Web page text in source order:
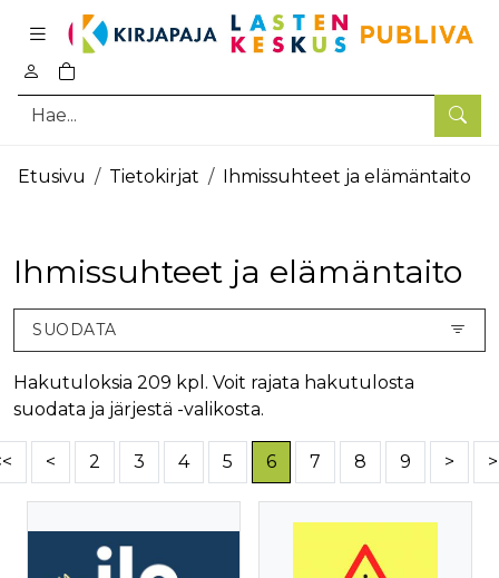
Hae
0
tuotetta ostoskorissa
Pääsisältö
Etusivu Tietokirjat Ihmissuhteet ja elämäntaito
Ihmissuhteet ja elämäntaito
SUODATA
Hakutuloksia 209 kpl. Voit rajata hakutulosta
suodata ja järjestä -valikosta.
< 2 3 4 5 6 7 8 9 >